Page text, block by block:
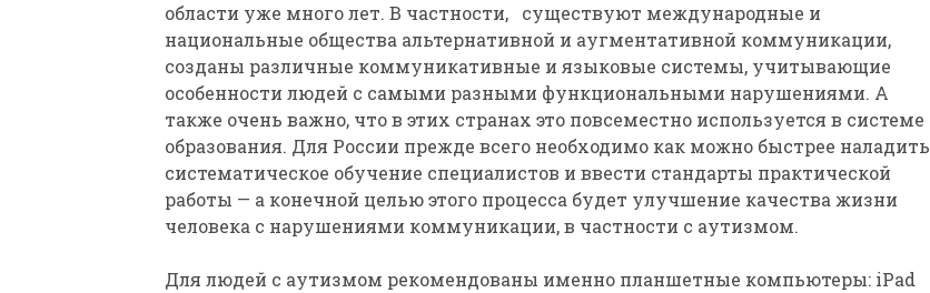
области уже много лет. В частности, существуют международные и
национальные общества альтернативной и аугментативной коммуникации,
созданы различные коммуникативные и языковые системы, учитывающие
особенности людей с самыми разными функциональными нарушениями. А
также очень важно, что в этих странах это повсеместно используется в системе
образования. Для России прежде всего необходимо как можно быстрее наладить
систематическое обучение специалистов и ввести стандарты практической
работы — а конечной целью этого процесса будет улучшение качества жизни
человека с нарушениями коммуникации, в частности с аутизмом.
Для людей с аутизмом рекомендованы именно планшетные компьютеры: iPad